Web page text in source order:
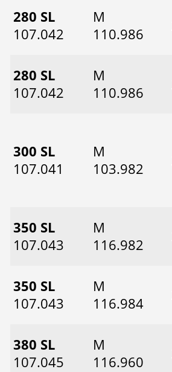
280 SL
107.042
M
110.986
280 SL
107.042
M
110.986
300 SL
107.041
M
103.982
350 SL
107.043
M
116.982
350 SL
107.043
M
116.984
380 SL
107.045
M
116.960